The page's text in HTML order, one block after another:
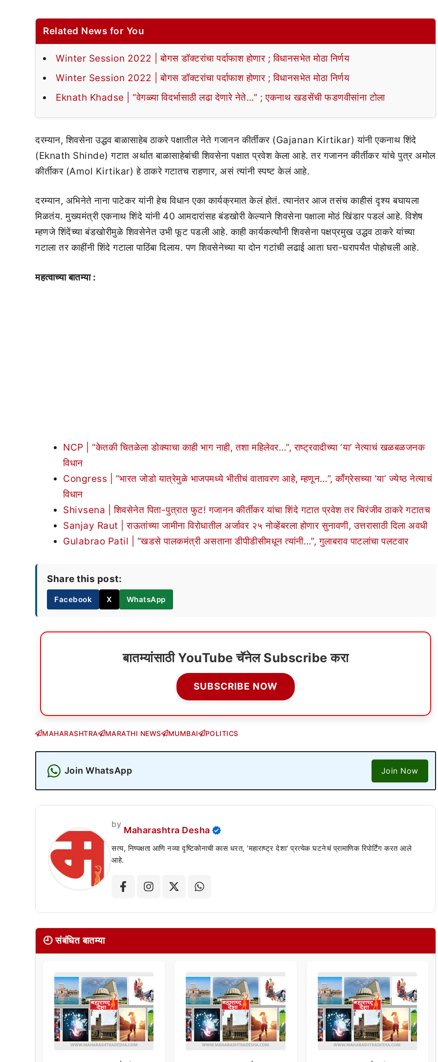
Related News for You
Winter Session 2022 | बोगस डॉक्टरांचा पर्दाफाश होणार ; विधानसभेत मोठा निर्णय
Winter Session 2022 | बोगस डॉक्टरांचा पर्दाफाश होणार ; विधानसभेत मोठा निर्णय
Eknath Khadse | “वेगळ्या विदर्भासाठी लढा देणारे नेते…” ; एकनाथ खडसेंची फडणवीसांना टोला
दरम्यान, शिवसेना उद्धव बाळासाहेब ठाकरे पक्षातील नेते गजानन कीर्तीकर (Gajanan Kirtikar) यांनी एकनाथ शिंदे
(Eknath Shinde) गटात अर्थात बाळासाहेबांची शिवसेना पक्षात प्रवेश केला आहे. तर गजानन कीर्तीकर यांचे पुत्र अमोल
कीर्तीकर (Amol Kirtikar) हे ठाकरे गटातच राहणार, असं त्यांनी स्पष्ट केलं आहे.
दरम्यान, अभिनेते नाना पाटेकर यांनी हेच विधान एका कार्यक्रमात केलं होतं. त्यानंतर आज तसंच काहीसं दृश्य बघायला
मिळतंय. मुख्यमंत्री एकनाथ शिंदे यांनी 40 आमदारांसह बंडखोरी केल्याने शिवसेना पक्षाला मोठं खिंडार पडलं आहे. विशेष
म्हणजे शिंदेंच्या बंडखोरीमुळे शिवसेनेत उभी फूट पडली आहे. काही कार्यकर्त्यांनी शिवसेना पक्षप्रमुख उद्धव ठाकरे यांच्या
गटाला तर काहींनी शिंदे गटाला पाठिंबा दिलाय. पण शिवसेनेच्या या दोन गटांची लढाई आता घरा-घरापर्यंत पोहोचली आहे.
महत्वाच्या बातम्या :
NCP | “केतकी चितळेला डोक्याचा काही भाग नाही, तशा महिलेवर…”, राष्ट्रवादीच्या ‘या’ नेत्याचं खळबळजनक
विधान
Congress | “भारत जोडो यात्रेमुळे भाजपमध्ये भीतीचं वातावरण आहे, म्हणून…”, काँग्रेसच्या ‘या’ ज्येष्ठ नेत्याचं
विधान
Shivsena | शिवसेनेत पिता-पुत्रात फुट! गजानन कीर्तीकर यांचा शिंदे गटात प्रवेश तर चिरंजीव ठाकरे गटातच
Sanjay Raut | राऊतांच्या जामीना विरोधातील अर्जावर २५ नोव्हेंबरला होणार सुनावणी, उत्तरासाठी दिला अवधी
Gulabrao Patil | “खडसे पालकमंत्री असताना डीपीडीसीमधून त्यांनी…”, गुलाबराव पाटलांचा पलटवार
Share this post:
Facebook X WhatsApp
बातम्यांसाठी YouTube चॅनेल Subscribe करा
SUBSCRIBE NOW
MAHARASHTRA MARATHI NEWS MUMBAI POLITICS
Join WhatsApp Join Now
by
Maharashtra Desha
सत्य, निष्पक्षता आणि नव्या दृष्टिकोनाची कास धरत, 'महाराष्ट्र देशा' प्रत्येक घटनेचं प्रामाणिक रिपोर्टिंग करत आले
आहे.
🕘 संबंधित बातम्या